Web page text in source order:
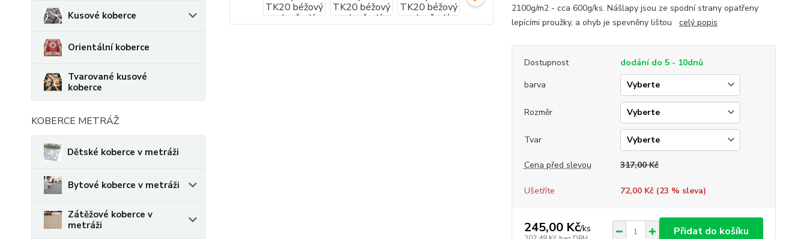
Kusové koberce
Orientální koberce
Tvarované kusové
koberce
KOBERCE METRÁŽ
Dětské koberce v metráži
Bytové koberce v metráži
Zátěžové koberce v
metráži
2100g/m2 - cca 600g/ks. Nášlapy jsou ze spodní strany opatřeny
lepícími proužky, a ohyb je spevněny lištou celý popis
Dostupnost
dodání do 5 - 10dnů
barva
Rozměr
Tvar
Cena před slevou 317,00 Kč
Ušetříte 72,00 Kč (23 % sleva)
245,00 Kč/ks Přidat do košíku